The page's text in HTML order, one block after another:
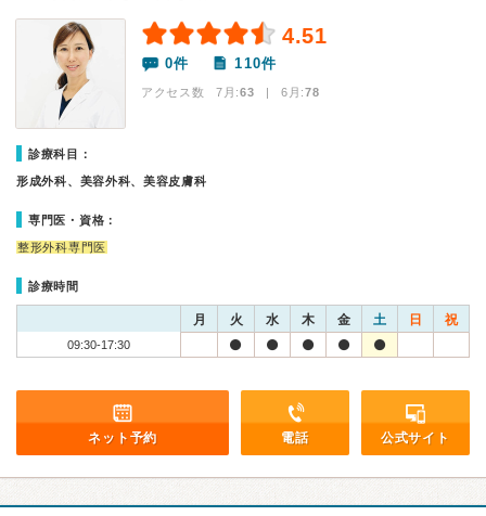
4.51
0件 110件
アクセス数 7月:63 | 6月:78
診療科目：
形成外科、美容外科、美容皮膚科
専門医・資格：
整形外科専門医
診療時間
月 火 水 木 金 土 日 祝
09:30-17:30
ネット予約 電話 公式サイト